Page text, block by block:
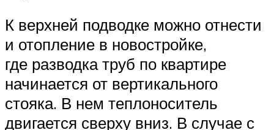
К верхней подводке можно отнести
и отопление в новостройке,
где разводка труб по квартире
начинается от вертикального
стояка. В нем теплоноситель
двигается сверху вниз. В случае с